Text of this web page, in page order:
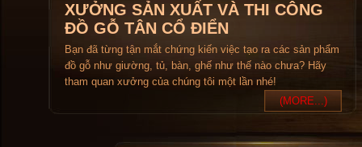
XƯỞNG SẢN XUẤT VÀ THI CÔNG
ĐỒ GỖ TÂN CỔ ĐIỂN
Bạn đã từng tận mắt chứng kiến việc tạo ra các sản phẩm
đồ gỗ như giường, tủ, bàn, ghế như thế nào chưa? Hãy
tham quan xưởng của chúng tôi một lần nhé!
(MORE...)